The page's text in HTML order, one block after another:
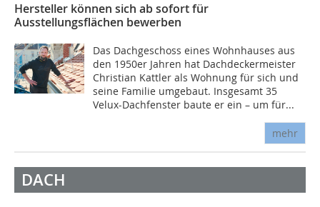
Hersteller können sich ab sofort für
Ausstellungsflächen bewerben
Das Dachgeschoss eines Wohnhauses aus
den 1950er Jahren hat Dachdeckermeister
Christian Kattler als Wohnung für sich und
seine Familie umgebaut. Insgesamt 35
Velux-Dachfenster baute er ein – um für...
mehr
DACH